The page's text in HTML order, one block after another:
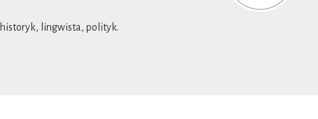
historyk, lingwista, polityk.